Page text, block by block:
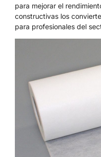
para mejorar el
constructivas los
para profesionales del